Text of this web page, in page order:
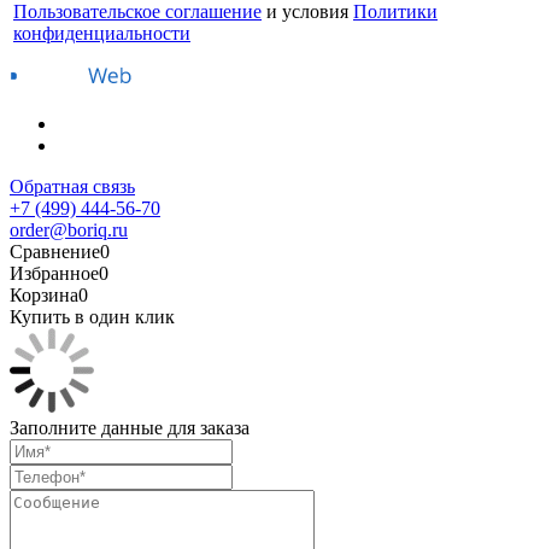
Пользовательское соглашение и условия Политики
конфиденциальности
Обратная связь
+7 (499) 444-56-70
order@boriq.ru
Сравнение0
Избранное0
Корзина0
Купить в один клик
Заполните данные для заказа